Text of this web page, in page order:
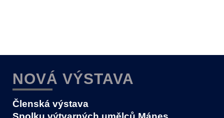
NOVÁ VÝSTAVA
Členská výstava